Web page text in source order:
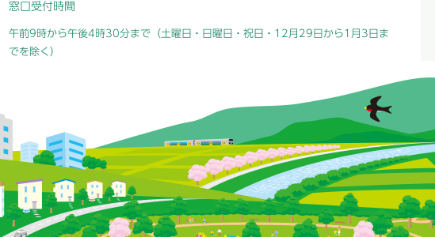
窓口受付時間
午前9時から午後4時30分まで（土曜日・日曜日・祝日・12月29日から1月3日ま
でを除く）